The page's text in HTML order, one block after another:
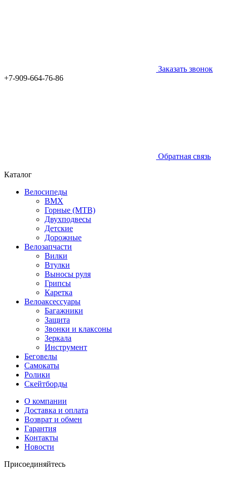
Заказать звонок
+7-909-664-76-86
Обратная связь
Каталог
Велосипеды
BMX
Горные (MTB)
Двухподвесы
Детские
Дорожные
Велозапчасти
Вилки
Втулки
Выносы руля
Грипсы
Каретка
Велоаксессуары
Багажники
Защита
Звонки и клаксоны
Зеркала
Инструмент
Беговелы
Самокаты
Ролики
Скейтборды
О компании
Доставка и оплата
Возврат и обмен
Гарантия
Контакты
Новости
Присоединяйтесь